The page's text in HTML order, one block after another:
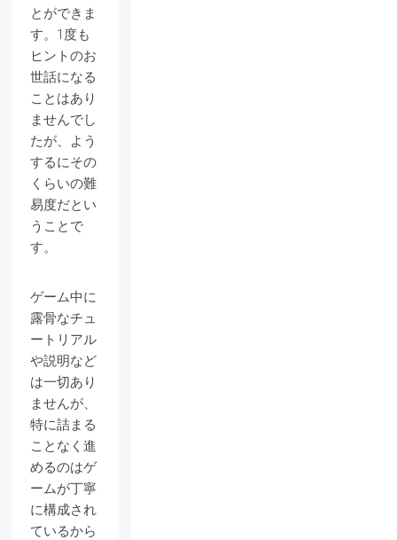
とができま
す。1度も
ヒントのお
世話になる
ことはあり
ませんでし
たが、よう
するにその
くらいの難
易度だとい
うことで
す。
ゲーム中に
露骨なチュ
ートリアル
や説明など
は一切あり
ませんが、
特に詰まる
ことなく進
めるのはゲ
ームが丁寧
に構成され
ているから